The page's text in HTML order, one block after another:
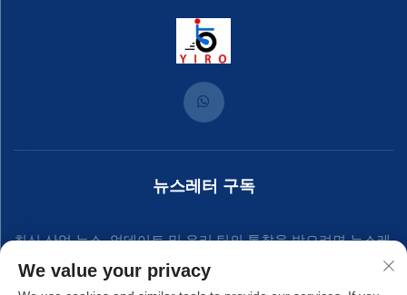
뉴스레터 구독
최신 산업 뉴스, 업데이트 및 우리 팀의 통찰을 받으려면 뉴스레
터에 가입하세요.
We value your privacy